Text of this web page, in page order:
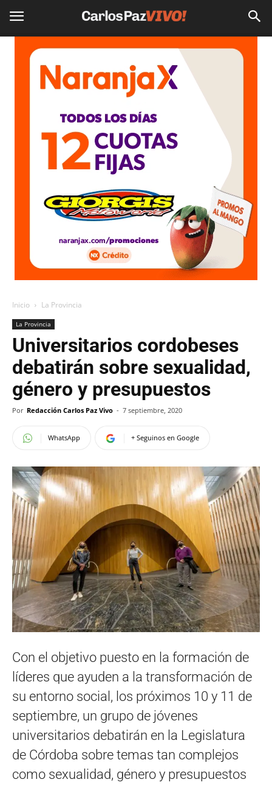
Inicio La Provincia
La Provincia
Universitarios cordobeses
debatirán sobre sexualidad,
género y presupuestos
Por Redacción Carlos Paz Vivo - 7 septiembre, 2020
WhatsApp + Seguinos en Google
Con el objetivo puesto en la formación de
líderes que ayuden a la transformación de
su entorno social, los próximos 10 y 11 de
septiembre, un grupo de jóvenes
universitarios debatirán en la Legislatura
de Córdoba sobre temas tan complejos
como sexualidad, género y presupuestos